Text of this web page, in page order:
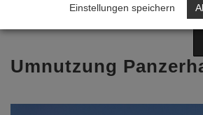
Zurück zur Übersicht
Umnutzung
Einstellungen speichern